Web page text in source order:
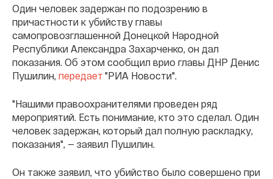
Один человек задержан по подозрению в
причастности к убийству главы
самопровозглашенной Донецкой Народной
Республики Александра Захарченко, он дал
показания. Об этом сообщил врио главы ДНР Денис
Пушилин, передает "РИА Новости".
"Нашими правоохранителями проведен ряд
мероприятий. Есть понимание, кто это сделал. Один
человек задержан, который дал полную раскладку,
показания", — заявил Пушилин.
Он также заявил, что убийство было совершено при